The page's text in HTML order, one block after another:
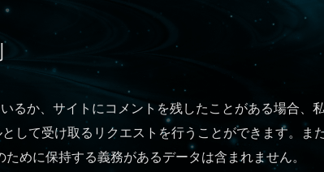
るか、サイトにコメントを残したことがある場合、
して受け取るリクエストを行うことができます。ま
めに保持する義務があるデータは含まれません。